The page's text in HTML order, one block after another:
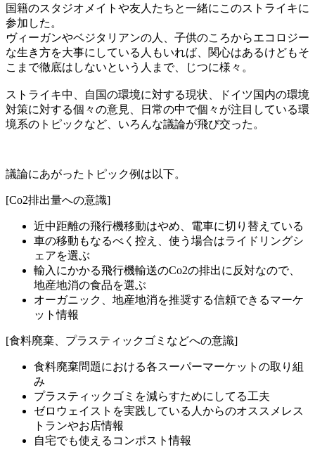
国籍のスタジオメイトや友人たちと一緒にこのストライキに
参加した。
ヴィーガンやベジタリアンの人、子供のころからエコロジー
な生き方を大事にしている人もいれば、関心はあるけどもそ
こまで徹底はしないという人まで、じつに様々。
ストライキ中、自国の環境に対する現状、ドイツ国内の環境
対策に対する個々の意見、日常の中で個々が注目している環
境系のトピックなど、いろんな議論が飛び交った。
議論にあがったトピック例は以下。
[Co2排出量への意識]
近中距離の飛行機移動はやめ、電車に切り替えている
車の移動もなるべく控え、使う場合はライドリングシ
ェアを選ぶ
輸入にかかる飛行機輸送のCo2の排出に反対なので、
地産地消の食品を選ぶ
オーガニック、地産地消を推奨する信頼できるマーケ
ット情報
[食料廃棄、プラスティックゴミなどへの意識]
食料廃棄問題における各スーパーマーケットの取り組
み
プラスティックゴミを減らすためにしてる工夫
ゼロウェイストを実践している人からのオススメレス
トランやお店情報
自宅でも使えるコンポスト情報